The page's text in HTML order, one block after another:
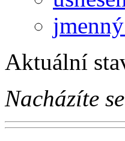
Aktuální
Nacházíte